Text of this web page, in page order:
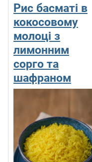
Рис басматі в
кокосовому
молоці з
лимонним
сорго та
шафраном